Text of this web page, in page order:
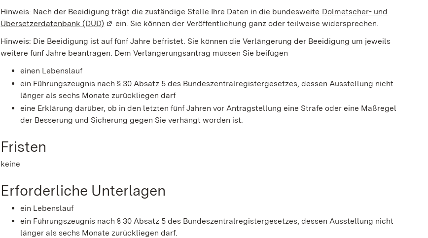
Hinweis: Nach der Beeidigung trägt die zuständige Stelle Ihre Daten in die bundesweite Dolmetscher- und
Übersetzerdatenbank (DÜD) (Wird in einem neuen Fenster geöffnet)
ein. Sie können der Veröffentlichung ganz oder teilweise widersprechen.
Hinweis: Die Beeidigung ist auf fünf Jahre befristet. Sie können die Verlängerung der Beeidigung um jeweils
weitere fünf Jahre beantragen. Dem Verlängerungsantrag müssen Sie beifügen
einen Lebenslauf
ein Führungszeugnis nach § 30 Absatz 5 des Bundeszentralregistergesetzes, dessen Ausstellung nicht
länger als sechs Monate zurückliegen darf
eine Erklärung darüber, ob in den letzten fünf Jahren vor Antragstellung eine Strafe oder eine Maßregel
der Besserung und Sicherung gegen Sie verhängt worden ist.
Fristen
keine
Erforderliche Unterlagen
ein Lebenslauf
ein Führungszeugnis nach § 30 Absatz 5 des Bundeszentralregistergesetzes, dessen Ausstellung nicht
länger als sechs Monate zurückliegen darf.